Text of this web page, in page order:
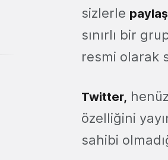
sizlerle
sınırlı bir
resmi olarak
Twitter, henüz
özelliğini
sahibi